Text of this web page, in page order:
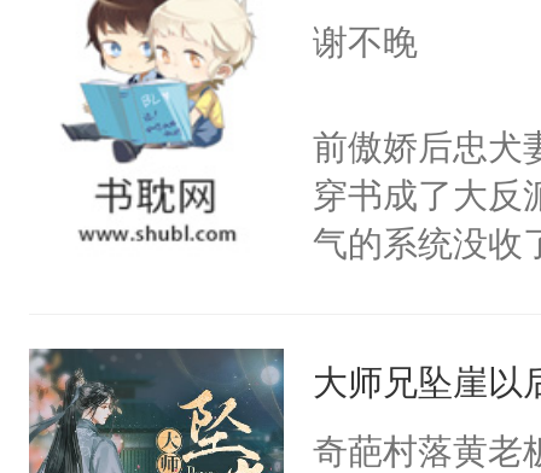
绝。主神知晓
朝，一个从未
为三种性别。
构与男子相同
了一颗红色
人，最终坐上
谢不晚
前傲娇后忠犬
穿书成了大反
气的系统没收
用见人，因为
言神龙见首不
大师兄坠崖以
奇葩村落黄老